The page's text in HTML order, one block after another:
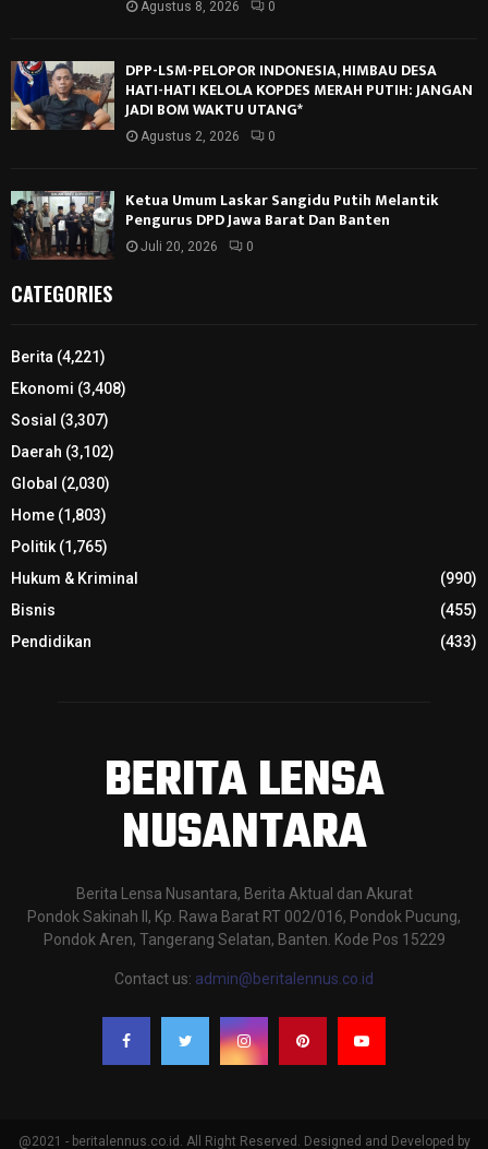
Agustus 8, 2026 0
DPP-LSM-PELOPOR INDONESIA, HIMBAU DESA
HATI-HATI KELOLA KOPDES MERAH PUTIH: JANGAN
JADI BOM WAKTU UTANG*
Agustus 2, 2026 0
Ketua Umum Laskar Sangidu Putih Melantik
Pengurus DPD Jawa Barat Dan Banten
Juli 20, 2026 0
CATEGORIES
Berita (4,221)
Ekonomi (3,408)
Sosial (3,307)
Daerah (3,102)
Global (2,030)
Home (1,803)
Politik(1,765)
Hukum & Kriminal
(990)
Bisnis
(455)
Pendidikan
(433)
BERITA LENSA
NUSANTARA
Berita Lensa Nusantara, Berita Aktual dan Akurat
Pondok Sakinah II, Kp. Rawa Barat RT 002/016, Pondok Pucung,
Pondok Aren, Tangerang Selatan, Banten. Kode Pos 15229
Contact us: admin@beritalennus.co.id
@2021 - beritalennus.co.id. All Right Reserved. Designed and Developed by